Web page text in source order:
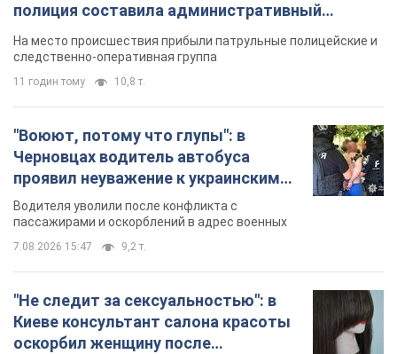
полиция составила административный
протокол. Видео
На место происшествия прибыли патрульные полицейские и
следственно-оперативная группа
11 годин тому 10,8 т.
"Воюют, потому что глупы": в
Черновцах водитель автобуса
проявил неуважение к украинским
военным и поплатился за это.
Видео
Водителя уволили после конфликта с
пассажирами и оскорблений в адрес военных
7.08.2026 15:47 9,2 т.
"Не следит за сексуальностью": в
Киеве консультант салона красоты
оскорбил женщину после